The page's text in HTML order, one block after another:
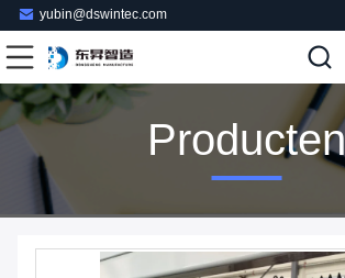
yubin@dswintec.com
Producten